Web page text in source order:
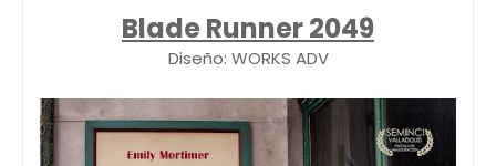
Blade Runner 2049
Diseño: WORKS ADV